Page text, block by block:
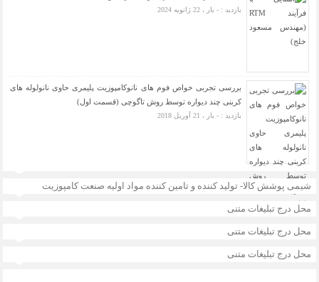
بازدید : - بار ، 22 ژانویه 2024
بررسی تجربی خواص فوم های نانوکامپوزیت پلیمری حاوی نانولوله های
کربنی چند دیواره توسط روش تاگوچی (قسمت اول)
بازدید : - بار ، 21 آوریل 2018
شیمی پوشش کالا- تولید کننده و تامین کننده مواد اولیه صنعت کامپوزیت
محل درج تبلیغات متنی
محل درج تبلیغات متنی
محل درج تبلیغات متنی